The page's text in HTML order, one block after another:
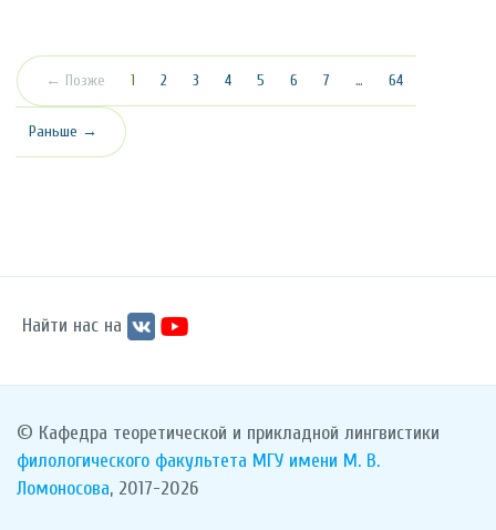
← Позже 1 (текущая)
2 3 4 5 6 7 … 64
Раньше →
Найти нас на
© Кафедра теоретической и прикладной лингвистики
филологического факультета МГУ имени М. В.
Ломоносова, 2017-2026